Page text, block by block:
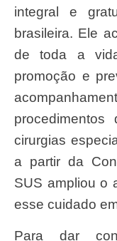
integral e
brasileira. Ele
de toda a
promoção e
cirurgias
a partir da
SUS ampliou o
esse cuidado
Para dar conta dessa diversidade de